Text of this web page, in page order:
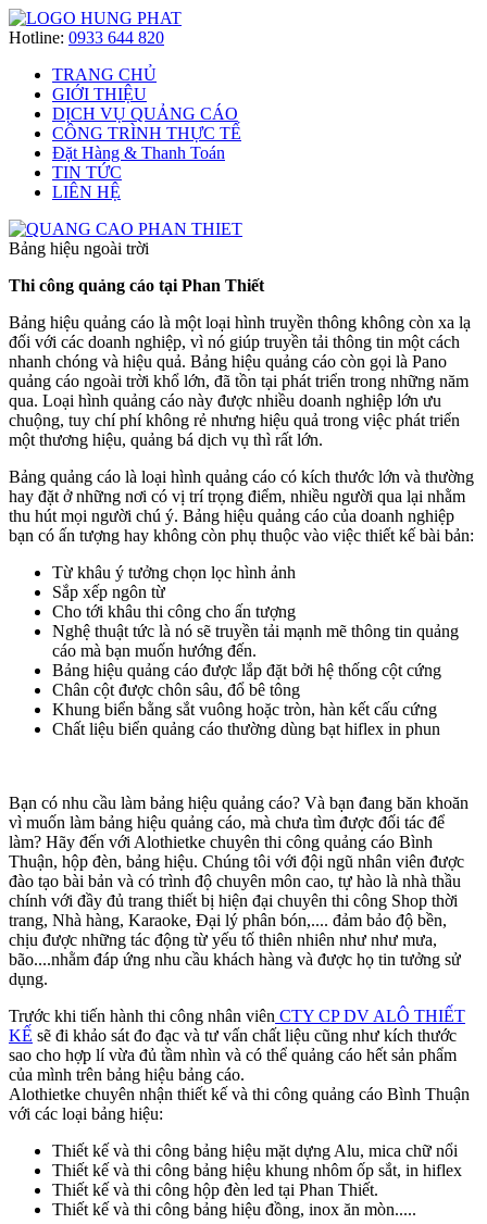
Hotline: 0933 644 820
TRANG CHỦ
GIỚI THIỆU
DỊCH VỤ QUẢNG CÁO
CÔNG TRÌNH THỰC TẾ
Đặt Hàng & Thanh Toán
TIN TỨC
LIÊN HỆ
Bảng hiệu ngoài trời
Thi công quảng cáo tại Phan Thiết
Bảng hiệu quảng cáo là một loại hình truyền thông không còn xa lạ
đối với các doanh nghiệp, vì nó giúp truyền tải thông tin một cách
nhanh chóng và hiệu quả. Bảng hiệu quảng cáo còn gọi là Pano
quảng cáo ngoài trời khổ lớn, đã tồn tại phát triển trong những năm
qua. Loại hình quảng cáo này được nhiều doanh nghiệp lớn ưu
chuộng, tuy chí phí không rẻ nhưng hiệu quả trong việc phát triển
một thương hiệu, quảng bá dịch vụ thì rất lớn.
Bảng quảng cáo là loại hình quảng cáo có kích thước lớn và thường
hay đặt ở những nơi có vị trí trọng điểm, nhiều người qua lại nhằm
thu hút mọi người chú ý. Bảng hiệu quảng cáo của doanh nghiệp
bạn có ấn tượng hay không còn phụ thuộc vào việc thiết kế bài bản:
Từ khâu ý tưởng chọn lọc hình ảnh
Sắp xếp ngôn từ
Cho tới khâu thi công cho ấn tượng
Nghệ thuật tức là nó sẽ truyền tải mạnh mẽ thông tin quảng
cáo mà bạn muốn hướng đến.
Bảng hiệu quảng cáo được lắp đặt bởi hệ thống cột cứng
Chân cột được chôn sâu, đổ bê tông
Khung biển bằng sắt vuông hoặc tròn, hàn kết cấu cứng
Chất liệu biển quảng cáo thường dùng bạt hiflex in phun
Bạn có nhu cầu làm bảng hiệu quảng cáo? Và bạn đang băn khoăn
vì muốn làm bảng hiệu quảng cáo, mà chưa tìm được đối tác để
làm? Hãy đến với Alothietke chuyên thi công quảng cáo Bình
Thuận, hộp đèn, bảng hiệu. Chúng tôi với đội ngũ nhân viên được
đào tạo bài bản và có trình độ chuyên môn cao, tự hào là nhà thầu
chính với đầy đủ trang thiết bị hiện đại chuyên thi công Shop thời
trang, Nhà hàng, Karaoke, Đại lý phân bón,.... đảm bảo độ bền,
chịu được những tác động từ yếu tố thiên nhiên như như mưa,
bão....nhằm đáp ứng nhu cầu khách hàng và được họ tin tưởng sử
dụng.
Trước khi tiến hành thi công nhân viên CTY CP DV ALÔ THIẾT
KẾ sẽ đi khảo sát đo đạc và tư vấn chất liệu cũng như kích thước
sao cho hợp lí vừa đủ tầm nhìn và có thể quảng cáo hết sản phẩm
của mình trên bảng hiệu bảng cáo.
Alothietke chuyên nhận thiết kế và thi công quảng cáo Bình Thuận
với các loại bảng hiệu:
Thiết kế và thi công bảng hiệu mặt dựng Alu, mica chữ nổi
Thiết kế và thi công bảng hiệu khung nhôm ốp sắt, in hiflex
Thiết kế và thi công hộp đèn led tại Phan Thiết.
Thiết kế và thi công bảng hiệu đồng, inox ăn mòn.....